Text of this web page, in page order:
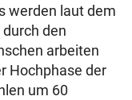
werden laut dem
den
arbeiten
Hochphase der
um 60